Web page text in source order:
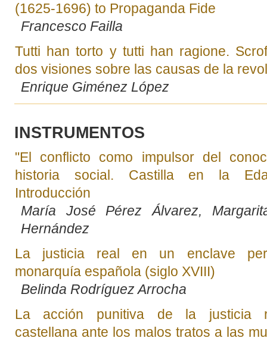
(1625-1696) to Propaganda Fide
Francesco Failla
Tutti han torto y tutti han ragione.
dos visiones sobre las causas de la
Enrique Giménez López
INSTRUMENTOS
"El conflicto como impulsor del
historia social. Castilla en la
Introducción
María José Pérez Álvarez,
Hernández
La justicia real en un enclave
monarquía española (siglo XVIII)
Belinda Rodríguez Arrocha
La acción punitiva de la justicia
castellana ante los malos tratos a las